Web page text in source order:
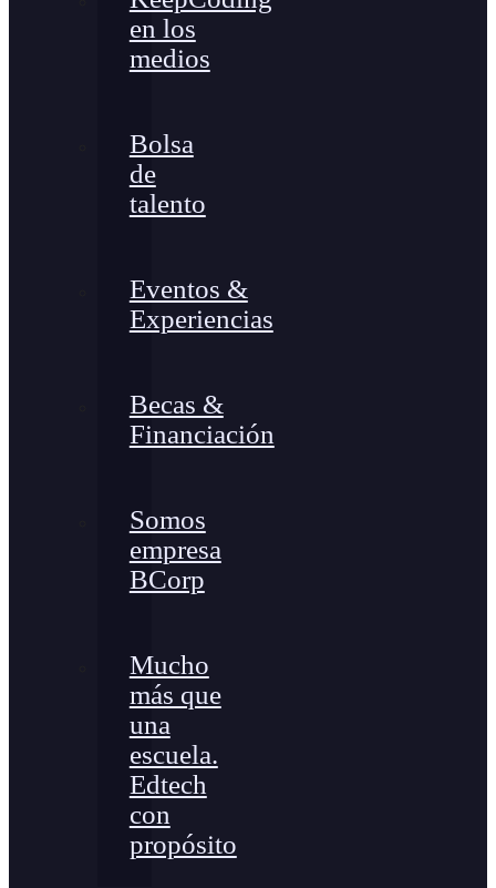
en los
medios
Bolsa
de
talento
Eventos &
Experiencias
Becas &
Financiación
Somos
empresa
BCorp
Mucho
más que
una
escuela.
Edtech
con
propósito